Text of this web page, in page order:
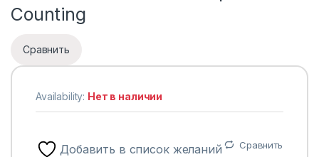
Counting
Сравнить
Availability: Нет в наличии
Добавить в список желаний Сравнить